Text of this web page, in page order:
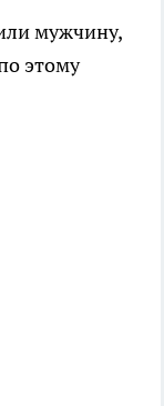
мужчину,
этому